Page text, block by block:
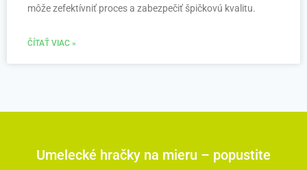
môže zefektívniť proces a zabezpečiť špičkovú kvalitu.
ČÍTAŤ VIAC »
Umelecké hračky na mieru – popustite